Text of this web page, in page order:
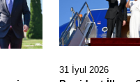
31 İyul 2026